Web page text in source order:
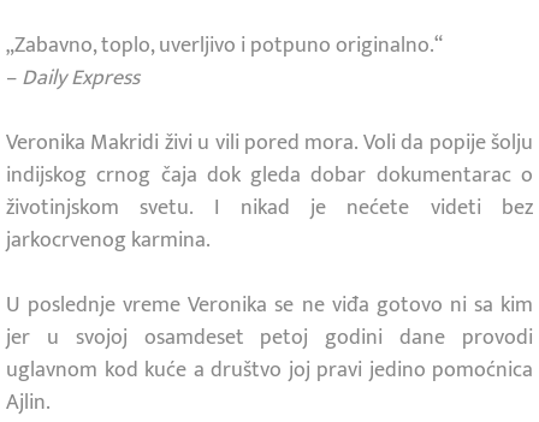
„Zabavno, toplo, uverljivo i potpuno originalno.“
–Daily Express
Veronika Makridi živi u vili pored mora. Voli da popije šolju
indijskog crnog čaja dok gleda dobar dokumentarac o
životinjskom svetu. I nikad je nećete videti bez
jarkocrvenog karmina.
U poslednje vreme Veronika se ne viđa gotovo ni sa kim
jer u svojoj osamdeset petoj godini dane provodi
uglavnom kod kuće a društvo joj pravi jedino pomoćnica
Ajlin.